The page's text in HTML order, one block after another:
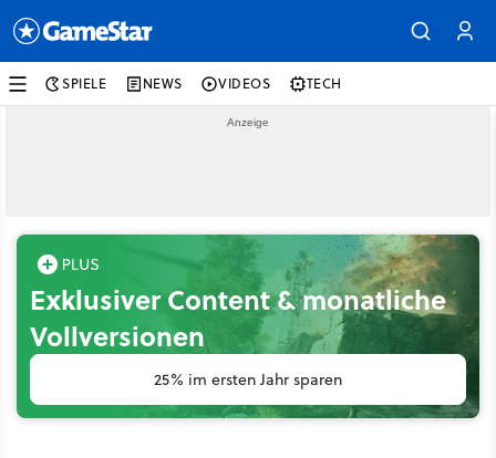
SPIELE NEWS VIDEOS TECH
Exklusiver Content & monatliche
Vollversionen
25% im ersten Jahr sparen